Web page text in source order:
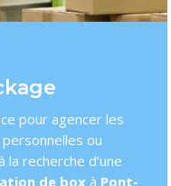
pour agencer les
ou
recherche d’une
de box à Pont-